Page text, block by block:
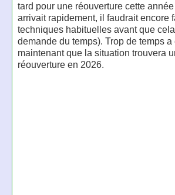
tard pour une réouverture cette
arrivait rapidement, il faudrait encore
techniques habituelles avant que
demande du temps). Trop de temps
maintenant que la situation trouvera
réouverture en 2026.